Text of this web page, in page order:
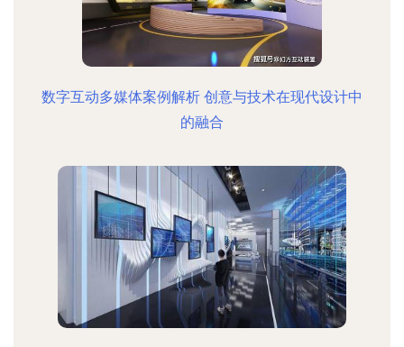
数字互动多媒体案例解析 创意与技术在现代设计中
的融合